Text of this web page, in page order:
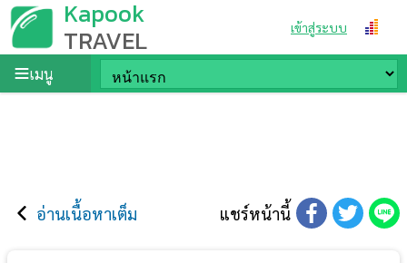
Kapook
TRAVEL เข้าสู่ระบบ
เมนู
อ่านเนื้อหาเต็ม แชร์หน้านี้